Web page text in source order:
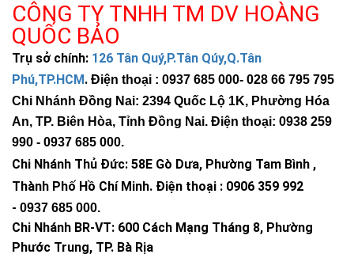
CÔNG TY TNHH TM DV HOÀNG
QUỐC BẢO
Trụ sở chính: 126 Tân Quý,P.Tân Qúy,Q.Tân
Phú,TP.HCM. Điện thoại : 0937 685 000- 028 66 795 795
Chi Nhánh Đồng Nai: 2394 Quốc Lộ 1K, Phường Hóa
An, TP. Biên Hòa, Tỉnh Đồng Nai. Điện thoại: 0938 259
990 - 0937 685 000.
Chi Nhánh Thủ Đức: 58E Gò Dưa, Phường Tam Bình ,
Thành Phố Hồ Chí Minh. Điện thoại : 0906 359 992
- 0937 685 000.
Chi Nhánh BR-VT: 600 Cách Mạng Tháng 8, Phường
Phước Trung, TP. Bà Rịa